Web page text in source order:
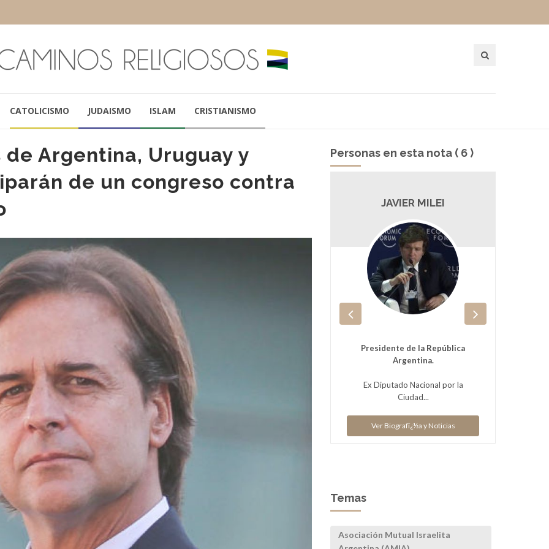
CATOLICISMO JUDAISMO ISLAM CRISTIANISMO
Argentina, Uruguay y
de un congreso contra
Personas en esta nota ( 6 )
Nación.
Ex Presidenta del PRO Argentina.
Ver Biografï¿½a y Noticias
JAVIER MILEI
Presidente de la República
Argentina.
Ex Diputado Nacional por la
Ciudad...
Ver Biografï¿½a y Noticias
Temas
Asociación Mutual Israelita